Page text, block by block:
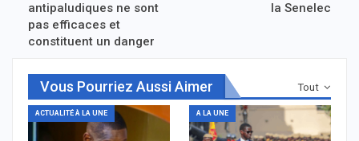
antipaludiques ne sont
pas efficaces et
constituent un danger
la Senelec
Tout
Vous Pourriez Aussi Aimer
ACTUALITÉ À LA UNE A LA UNE